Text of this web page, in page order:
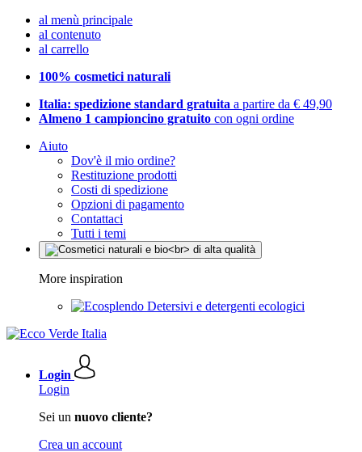
al menù principale
al contenuto
al carrello
100% cosmetici naturali
Italia: spedizione standard gratuita a partire da € 49,90
Almeno 1 campioncino gratuito con ogni ordine
Aiuto
Dov'è il mio ordine?
Restituzione prodotti
Costi di spedizione
Opzioni di pagamento
Contattaci
Tutti i temi
More inspiration
Detersivi e detergenti ecologici
Login
Login
Sei un nuovo cliente?
Crea un account